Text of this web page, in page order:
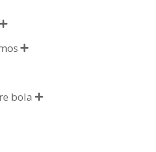


bola 